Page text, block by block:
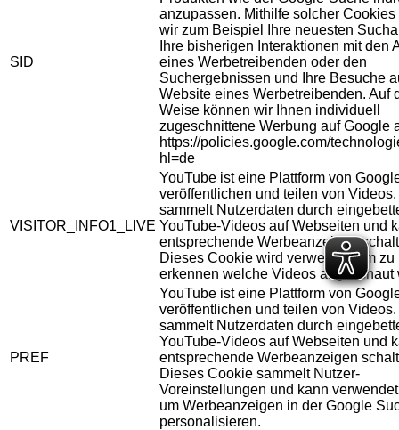
SID
anzupassen. Mithilfe solcher Cookies
wir zum Beispiel Ihre neuesten
Ihre bisherigen Interaktionen mit den
eines Werbetreibenden oder den
Suchergebnissen und Ihre Besuche
Website eines Werbetreibenden. Auf
Weise können wir Ihnen individuell
zugeschnittene Werbung auf Google
https://policies.google.com/
hl=de
VISITOR_INFO1_LIVE
YouTube ist eine Plattform von
veröffentlichen und teilen von
sammelt Nutzerdaten durch
YouTube-Videos auf Webseiten und
entsprechende Werbeanzeigen
Dieses Cookie wird verwendet um zu
erkennen welche Videos angeschaut
PREF
YouTube ist eine Plattform von
veröffentlichen und teilen von
sammelt Nutzerdaten durch
YouTube-Videos auf Webseiten und
entsprechende Werbeanzeigen
Dieses Cookie sammelt Nutzer-
Voreinstellungen und kann
um Werbeanzeigen in der Google
personalisieren.